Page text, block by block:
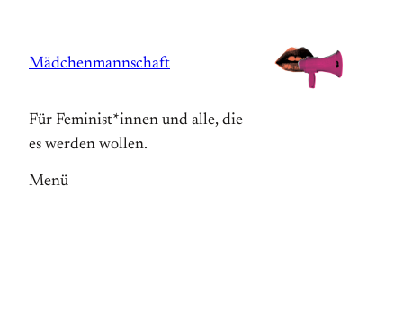
springen
Mädchenmannschaft
Für Feminist*innen und alle, die
es werden wollen.
Menü